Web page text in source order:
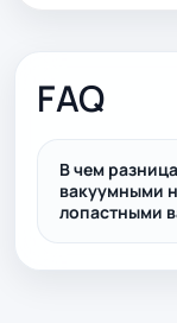
FAQ
В чем
вакуумными
лопастными